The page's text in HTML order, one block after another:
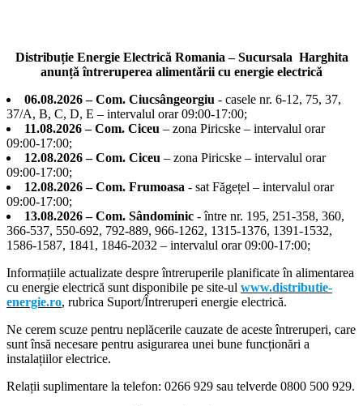
Distribuție Energie Electrică Romania – Sucursala Harghita
anunță întreruperea alimentării cu energie electrică
06.08.2026 – Com. Ciucsângeorgiu - casele nr. 6-12, 75, 37,
37/A, B, C, D, E – intervalul orar 09:00-17:00;
11.08.2026 – Com. Ciceu – zona Piricske – intervalul orar
09:00-17:00;
12.08.2026 – Com. Ciceu – zona Piricske – intervalul orar
09:00-17:00;
12.08.2026 – Com. Frumoasa - sat Făgețel – intervalul orar
09:00-17:00;
13.08.2026 – Com. Sândominic - între nr. 195, 251-358, 360,
366-537, 550-692, 792-889, 966-1262, 1315-1376, 1391-1532,
1586-1587, 1841, 1846-2032 – intervalul orar 09:00-17:00;
Informațiile actualizate despre întreruperile planificate în alimentarea
cu energie electrică sunt disponibile pe site-ul www.distributie-
energie.ro, rubrica Suport/Întreruperi energie electrică.
Ne cerem scuze pentru neplăcerile cauzate de aceste întreruperi, care
sunt însă necesare pentru asigurarea unei bune funcționări a
instalațiilor electrice.
Relații suplimentare la telefon: 0266 929 sau telverde 0800 500 929.